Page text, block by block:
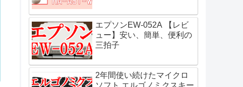
エプソンEW-052A 【レビ
ュー】安い、簡単、便利の
三拍子
2年間使い続けたマイクロ
ソフト エルゴノミクスキー